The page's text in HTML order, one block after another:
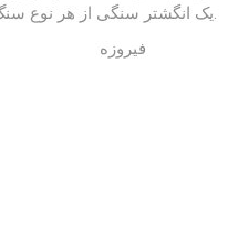
یک انگشتر سنگی از هر نوع سنگ را دارید، درنگ نکنید.